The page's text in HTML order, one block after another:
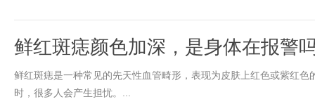
鲜红斑痣颜色加深，是身体在报警
鲜红斑痣是一种常见的先天性血管畸形，表现为皮肤上红色或紫红色
时，很多人会产生担忧。...